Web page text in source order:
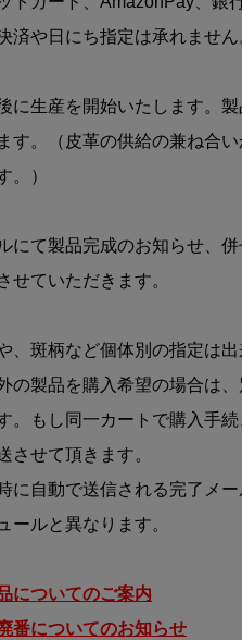
や日にち指定は承れません
に生産を開始いたします。
す。（皮革の供給の兼ね合
。）
にて製品完成のお知らせ、
せていただきます。
、斑柄など個体別の指定は出
の製品を購入希望の場合は
。もし同一カートで購入手
させて頂きます。
に自動で送信される完了メ
ールと異なります。
についてのご案内
番についてのお知らせ